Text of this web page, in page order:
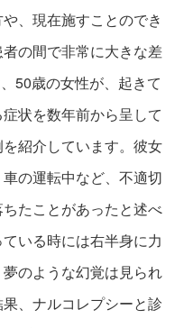
、現在施すことのでき
の間で非常に大きな差
50歳の女性が、起きて
状を数年前から呈して
紹介しています。彼女
の運転中など、不適切
たことがあったと述べ
いる時には右半身に力
のような幻覚は見られ
、ナルコレプシーと診